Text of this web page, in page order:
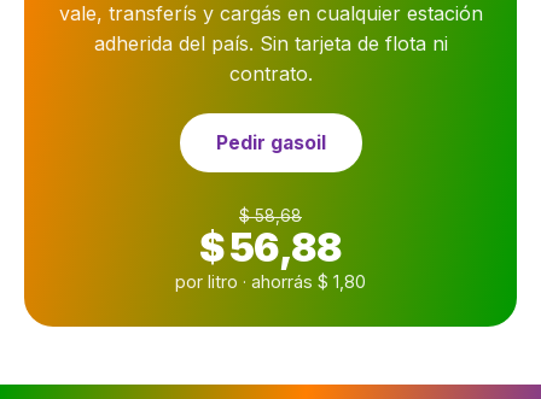
vale, transferís y cargás en cualquier estación
adherida del país. Sin tarjeta de flota ni
contrato.
Pedir gasoil
$ 58,68
$ 56,88
por litro · ahorrás $ 1,80